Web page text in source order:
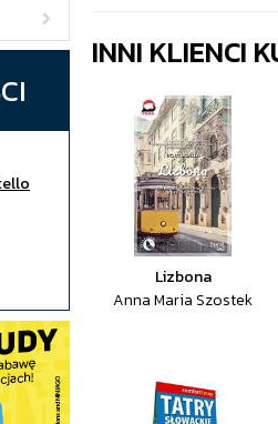
INNI KLIENCI
Lizbona
Anna Maria Szostek